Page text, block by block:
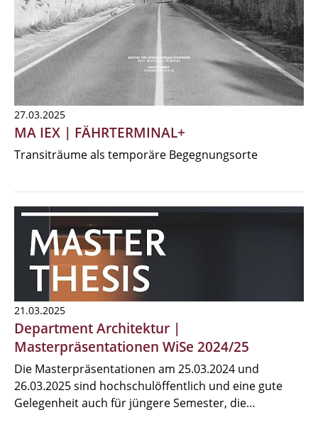
27.03.2025
MA IEX | FÄHRTERMINAL+
Transiträume als temporäre Begegnungsorte
21.03.2025
Department Architektur |
Masterpräsentationen WiSe 2024/25
Die Masterpräsentationen am 25.03.2024 und
26.03.2025 sind hochschulöffentlich und eine gute
Gelegenheit auch für jüngere Semester, die…